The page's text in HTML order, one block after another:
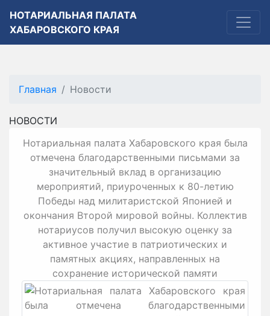
НОТАРИАЛЬНАЯ ПАЛАТА
ХАБАРОВСКОГО КРАЯ
Главная Новости
НОВОСТИ
Нотариальная палата Хабаровского края была
отмечена благодарственными письмами за
значительный вклад в организацию
мероприятий, приуроченных к 80-летию
Победы над милитаристской Японией и
окончания Второй мировой войны. Коллектив
нотариусов получил высокую оценку за
активное участие в патриотических и
памятных акциях, направленных на
сохранение исторической памяти